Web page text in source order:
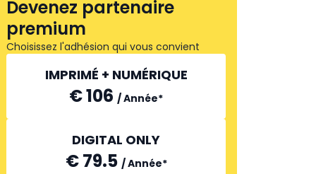
Devenez partenaire
premium
Choisissez l'adhésion qui vous convient
IMPRIMÉ + NUMÉRIQUE
€ 106 /Année*
DIGITAL ONLY
€ 79.5 /Année*